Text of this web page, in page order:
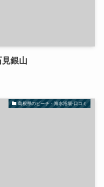
銀山
島根県のビーチ・海水浴場-口コミ